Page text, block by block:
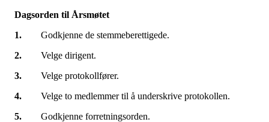
Dagsorden til Årsmøtet
1. Godkjenne de stemmeberettigede.
2. Velge dirigent.
3. Velge protokollfører.
4. Velge to medlemmer til å underskrive protokollen.
5. Godkjenne forretningsorden.